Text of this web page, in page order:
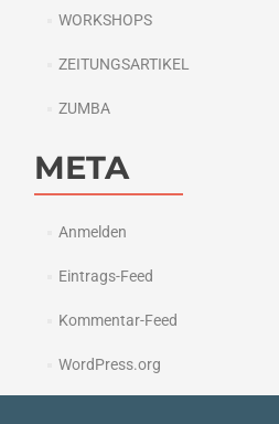
WORKSHOPS
ZEITUNGSARTIKEL
ZUMBA
META
Anmelden
Eintrags-Feed
Kommentar-Feed
WordPress.org